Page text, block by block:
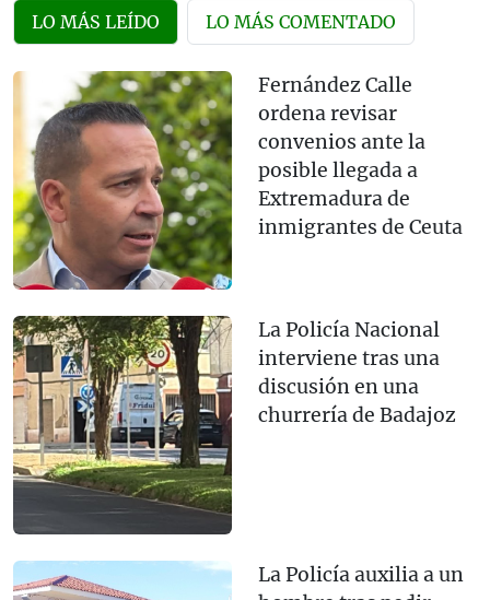
LO MÁS LEÍDO LO MÁS COMENTADO
Fernández Calle
ordena revisar
convenios ante la
posible llegada a
Extremadura de
inmigrantes de Ceuta
La Policía Nacional
interviene tras una
discusión en una
churrería de Badajoz
La Policía auxilia a un